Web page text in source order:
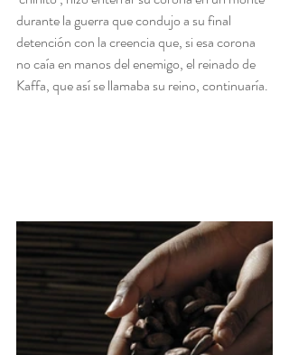
durante la guerra que condujo a su final
detención con la creencia que, si esa corona
no caía en manos del enemigo, el reinado de
Kaffa, que así se llamaba su reino, continuaría.